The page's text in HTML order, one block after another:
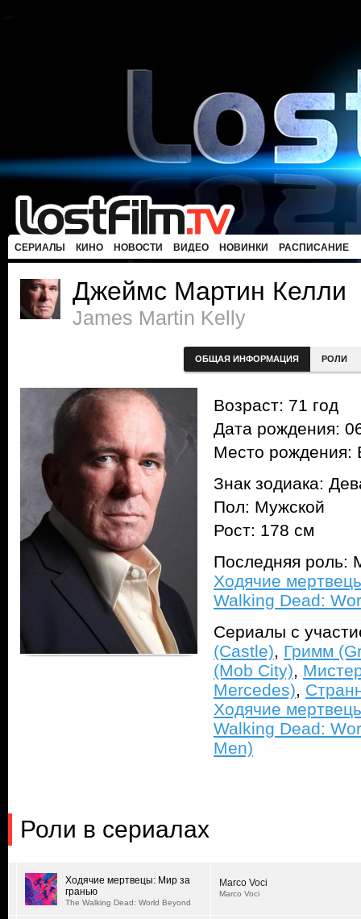
СЕРИАЛЫ КИНО НОВОСТИ ВИДЕО НОВИНКИ РАСПИСАНИЕ
Джеймс Мартин Келли
James Martin Kelly
ОБЩАЯ ИНФОРМАЦИЯ РОЛИ
Возраст: 71 год
Дата рождения:
Место
Знак зодиака:
Пол: Мужской
Рост: 178 см
Последняя роль:
Ходячие
Walking Dead:
Сериалы с
(Castle), Гримм
(Mob City),
Mercedes),
Ходячие
Walking Dead:
Men)
Роли в сериалах
Ходячие мертвецы: Мир за
гранью
The Walking Dead: World Beyond
Marco Voci
Marco Voci